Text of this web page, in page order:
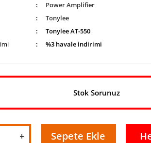
Power Amplifier
Tonylee
Tonylee AT-550
%3 havale indirimi
Stok Sorunuz
Sepete Ekle